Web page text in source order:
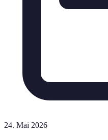
24. Mai 2026